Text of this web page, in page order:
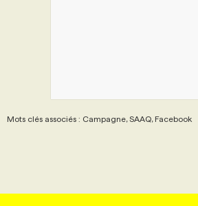
Mots clés associés : Campagne, SAAQ, Facebook